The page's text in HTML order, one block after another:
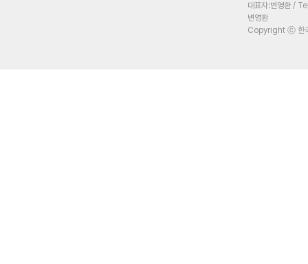
대표자:변영환 /
변영환
Copyright ⓒ 한